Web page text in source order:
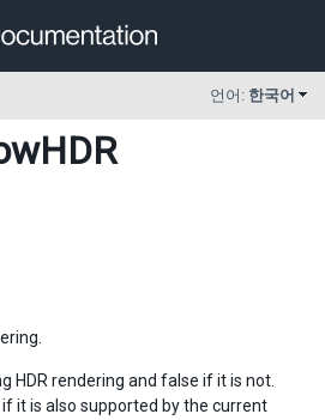
언어: 한국어
HDR rendering and false if it is not.
if it is also supported by the current